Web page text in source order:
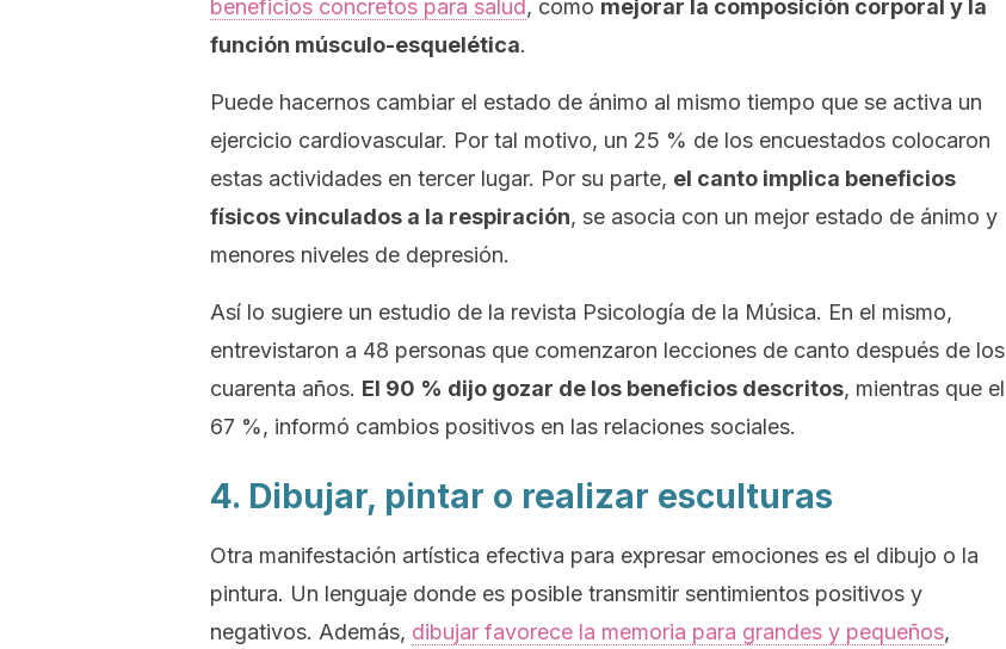
beneficios concretos para salud, como mejorar la composición corporal y la
función músculo-esquelética.
Puede hacernos cambiar el estado de ánimo al mismo tiempo que se activa un
ejercicio cardiovascular. Por tal motivo, un 25 % de los encuestados colocaron
estas actividades en tercer lugar. Por su parte, el canto implica beneficios
físicos vinculados a la respiración, se asocia con un mejor estado de ánimo y
menores niveles de depresión.
Así lo sugiere un estudio de la revista Psicología de la Música. En el mismo,
entrevistaron a 48 personas que comenzaron lecciones de canto después de los
cuarenta años. El 90 % dijo gozar de los beneficios descritos, mientras que el
67 %, informó cambios positivos en las relaciones sociales.
4. Dibujar, pintar o realizar esculturas
Otra manifestación artística efectiva para expresar emociones es el dibujo o la
pintura. Un lenguaje donde es posible transmitir sentimientos positivos y
negativos. Además, dibujar favorece la memoria para grandes y pequeños,